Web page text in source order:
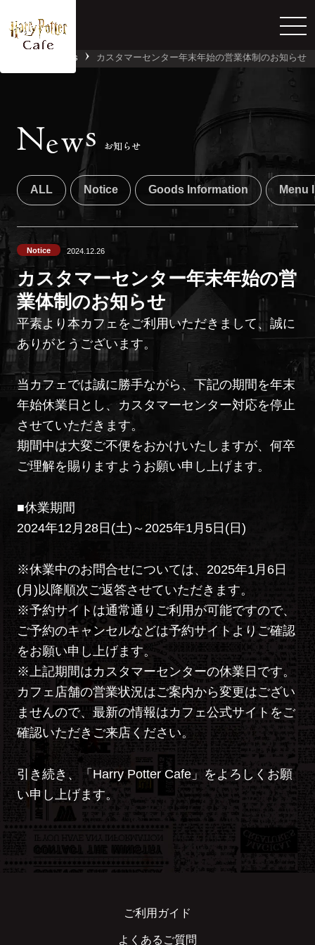
News カスタマーセンター年末年始の営業体制のお知らせ
News お知らせ
ALL Notice Goods Information Menu
Notice 2024.12.26
カスタマーセンター年末年始の営
業体制のお知らせ
平素より本カフェをご利用いただきまして、誠に
ありがとうございます。
当カフェでは誠に勝手ながら、下記の期間を年末
年始休業日とし、カスタマーセンター対応を停止
させていただきます。
期間中は大変ご不便をおかけいたしますが、何卒
ご理解を賜りますようお願い申し上げます。
■休業期間
2024年12月28日(土)～2025年1月5日(日)
※休業中のお問合せについては、2025年1月6日
(月)以降順次ご返答させていただきます。
※予約サイトは通常通りご利用が可能ですので、
ご予約のキャンセルなどは予約サイトよりご確認
をお願い申し上げます。
※上記期間はカスタマーセンターの休業日です。
カフェ店舗の営業状況はご案内から変更はござい
ませんので、最新の情報はカフェ公式サイトをご
確認いただきご来店ください。
引き続き、「Harry Potter Cafe」をよろしくお願
い申し上げます。
ご利用ガイド
よくあるご質問